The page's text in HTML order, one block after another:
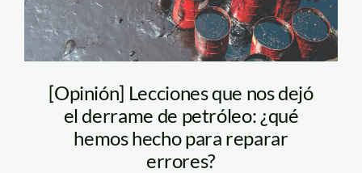
[Opinión] Lecciones que nos dejó
el derrame de petróleo: ¿qué
hemos hecho para reparar
errores?